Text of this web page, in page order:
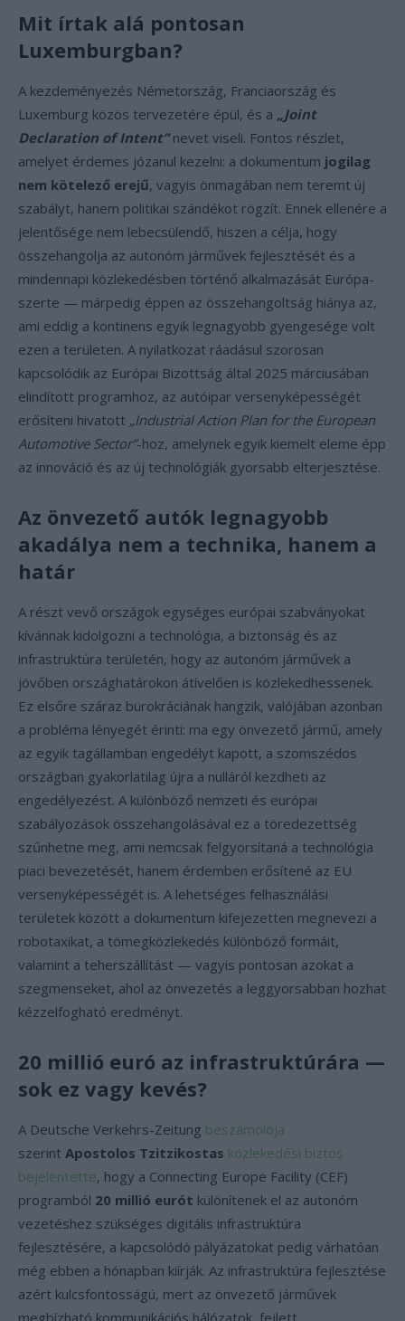
Mit írtak alá pontosan
Luxemburgban?
A kezdeményezés Németország, Franciaország és
Luxemburg közös tervezetére épül, és a „Joint
Declaration of Intent”nevet viseli. Fontos részlet,
amelyet érdemes józanul kezelni: a dokumentum jogilag
nem kötelező erejű, vagyis önmagában nem teremt új
szabályt, hanem politikai szándékot rögzít. Ennek ellenére a
jelentősége nem lebecsülendő, hiszen a célja, hogy
összehangolja az autonóm járművek fejlesztését és a
mindennapi közlekedésben történő alkalmazását Európa-
szerte — márpedig éppen az összehangoltság hiánya az,
ami eddig a kontinens egyik legnagyobb gyengesége volt
ezen a területen. A nyilatkozat ráadásul szorosan
kapcsolódik az Európai Bizottság által 2025 márciusában
elindított programhoz, az autóipar versenyképességét
erősíteni hivatott „Industrial Action Plan for the European
Automotive Sector”-hoz, amelynek egyik kiemelt eleme épp
az innováció és az új technológiák gyorsabb elterjesztése.
Az önvezető autók legnagyobb
akadálya nem a technika, hanem a
határ
A részt vevő országok egységes európai szabványokat
kívánnak kidolgozni a technológia, a biztonság és az
infrastruktúra területén, hogy az autonóm járművek a
jövőben országhatárokon átívelően is közlekedhessenek.
Ez elsőre száraz bürokráciának hangzik, valójában azonban
a probléma lényegét érinti: ma egy önvezető jármű, amely
az egyik tagállamban engedélyt kapott, a szomszédos
országban gyakorlatilag újra a nulláról kezdheti az
engedélyezést. A különböző nemzeti és európai
szabályozások összehangolásával ez a töredezettség
szűnhetne meg, ami nemcsak felgyorsítaná a technológia
piaci bevezetését, hanem érdemben erősítené az EU
versenyképességét is. A lehetséges felhasználási
területek között a dokumentum kifejezetten megnevezi a
robotaxikat, a tömegközlekedés különböző formáit,
valamint a teherszállítást — vagyis pontosan azokat a
szegmenseket, ahol az önvezetés a leggyorsabban hozhat
kézzelfogható eredményt.
20 millió euró az infrastruktúrára —
sok ez vagy kevés?
A Deutsche Verkehrs-Zeitung beszámolója
szerint Apostolos Tzitzikostas közlekedési biztos
bejelentette, hogy a Connecting Europe Facility (CEF)
programból 20 millió eurót különítenek el az autonóm
vezetéshez szükséges digitális infrastruktúra
fejlesztésére, a kapcsolódó pályázatokat pedig várhatóan
még ebben a hónapban kiírják. Az infrastruktúra fejlesztése
azért kulcsfontosságú, mert az önvezető járművek
megbízható kommunikációs hálózatok, fejlett